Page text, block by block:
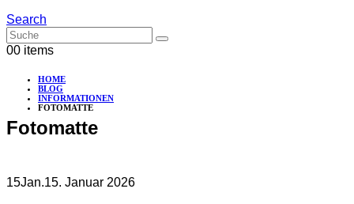
Search
00 items
HOME
BLOG
INFORMATIONEN
FOTOMATTE
Fotomatte
15Jan.15. Januar 2026